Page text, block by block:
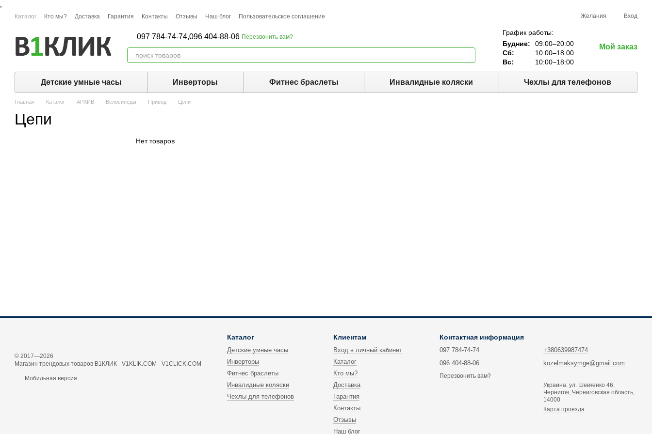
Перейти к основному контенту
Каталог Кто мы? Доставка Гарантия Контакты Отзывы Наш блог Пользовательское соглашение Желания Вход
097 784-74-74,096 404-88-06 Перезвонить вам?
График работы:
Будние:
09:00–20:00
Сб:
10:00–18:00
Вс:
10:00–18:00
Мой заказ
Детские умные часы Инверторы Фитнес браслеты Инвалидные коляски Чехлы для телефонов
Главная Каталог АРХИВ Велосипеды Привод Цепи
Цепи
Нет товаров
© 2017—2026
Магазин трендовых товаров В1КЛИК - V1KLIK.COM - V1CLICK.COM
Мобильная версия
Каталог
Детские умные часы
Инверторы
Фитнес браслеты
Инвалидные коляски
Чехлы для телефонов
Клиентам
Вход в личный кабинет
Каталог
Кто мы?
Доставка
Гарантия
Контакты
Отзывы
Наш блог
Контактная информация
097 784-74-74
096 404-88-06
Перезвонить вам?
+380639987474
kozelmaksymge@gmail.com
Украина: ул. Шевченко 46,
Чернигов, Черниговская область,
14000
Карта проезда